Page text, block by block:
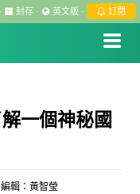
· 封存 · 英文版 · 訂閱
一個神秘國
編輯：黃智瑩